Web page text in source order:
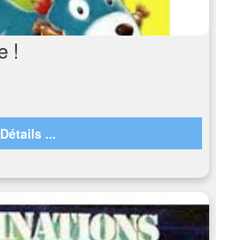
!
Détails ...